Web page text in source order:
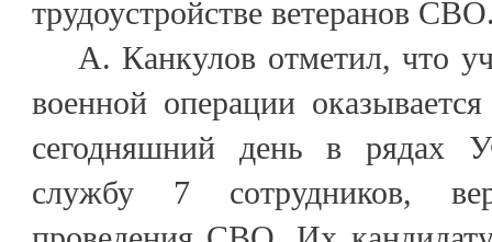
трудоустройстве ветеранов
А. Канкулов отметил, что
военной операции
сегодняшний день в рядах
службу 7 сотрудников,